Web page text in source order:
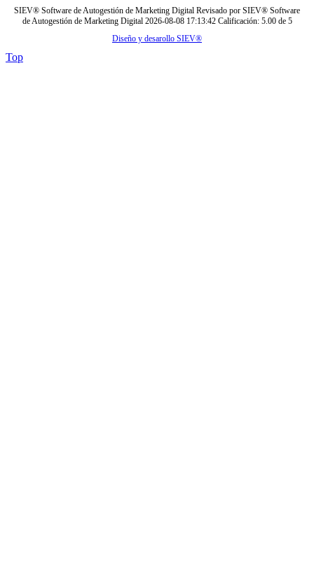
SIEV® Software de Autogestión de Marketing Digital Revisado por SIEV® Software
de Autogestión de Marketing Digital 2026-08-08 17:13:42 Calificación: 5.00 de 5
Diseño y desarollo SIEV®
Top